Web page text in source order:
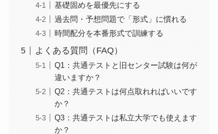
基礎固めを最優先にする
過去問・予想問題で「形式」に慣れる
時間配分を本番形式で訓練する
よくある質問（FAQ）
Q1：共通テストと旧センター試験は何が
違いますか？
Q2：共通テストは何点取れればいいです
か？
Q3：共通テストは私立大学でも使えます
か？